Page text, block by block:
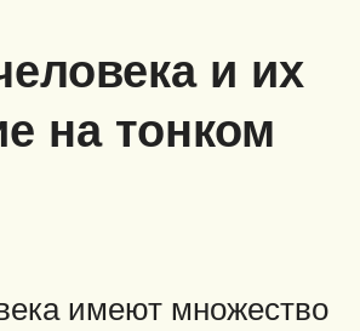
и их
на тонком
имеют множество